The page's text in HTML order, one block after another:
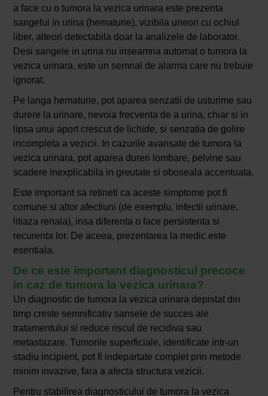
a face cu o tumora la vezica urinara este prezenta
sangelui in urina (hematurie), vizibila uneori cu ochiul
liber, alteori detectabila doar la analizele de laborator.
Desi sangele in urina nu inseamna automat o tumora la
vezica urinara, este un semnal de alarma care nu trebuie
ignorat.
Pe langa hematurie, pot aparea senzatii de usturime sau
durere la urinare, nevoia frecventa de a urina, chiar si in
lipsa unui aport crescut de lichide, si senzatia de golire
incompleta a vezicii. In cazurile avansate de tumora la
vezica urinara, pot aparea dureri lombare, pelvine sau
scadere inexplicabila in greutate si oboseala accentuata.
Este important sa retineti ca aceste simptome pot fi
comune si altor afectiuni (de exemplu, infectii urinare,
litiaza renala), insa diferenta o face persistenta si
recurenta lor. De aceea, prezentarea la medic este
esentiala.
De ce este important diagnosticul precoce
in caz de tumora la vezica urinara?
Un diagnostic de tumora la vezica urinara depistat din
timp creste semnificativ sansele de succes ale
tratamentului si reduce riscul de recidiva sau
metastazare. Tumorile superficiale, identificate intr-un
stadiu incipient, pot fi indepartate complet prin metode
minim invazive, fara a afecta structura vezicii.
Pentru stabilirea diagnosticului de tumora la vezica